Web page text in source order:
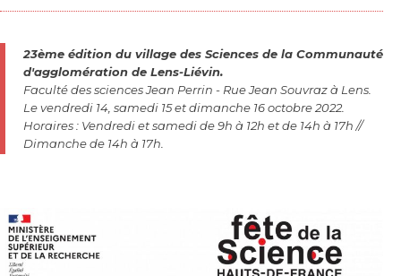
23ème édition du village des Sciences de la Communauté
d'agglomération de Lens-Liévin.
Faculté des sciences Jean Perrin - Rue Jean Souvraz à Lens.
Le vendredi 14, samedi 15 et dimanche 16 octobre 2022.
Horaires : Vendredi et samedi de 9h à 12h et de 14h à 17h //
Dimanche de 14h à 17h.